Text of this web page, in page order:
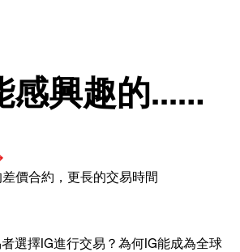
感興趣的...…
價合約，更長的交易時間
選擇IG進行交易？為何IG能成為全球